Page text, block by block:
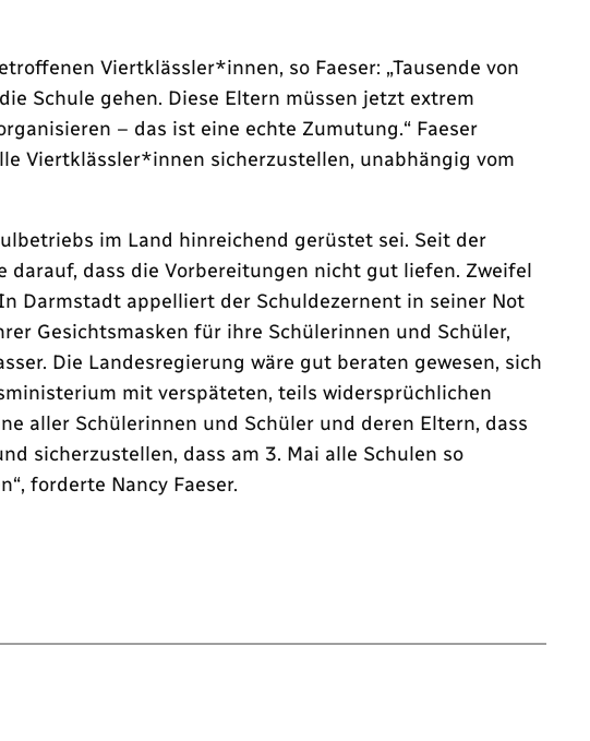
Viertklässler*innen, so Faeser: „Tausende von
Schule gehen. Diese Eltern müssen jetzt extrem
– das ist eine echte Zumutung.“ Faeser
Viertklässler*innen sicherzustellen, unabhängig vom
im Land hinreichend gerüstet sei. Seit der
dass die Vorbereitungen nicht gut liefen. Zweifel
Darmstadt appelliert der Schuldezernent in seiner Not
Gesichtsmasken für ihre Schülerinnen und Schüler,
Die Landesregierung wäre gut beraten gewesen, sich
mit verspäteten, teils widersprüchlichen
aller Schülerinnen und Schüler und deren Eltern, dass
sicherzustellen, dass am 3. Mai alle Schulen so
forderte Nancy Faeser.